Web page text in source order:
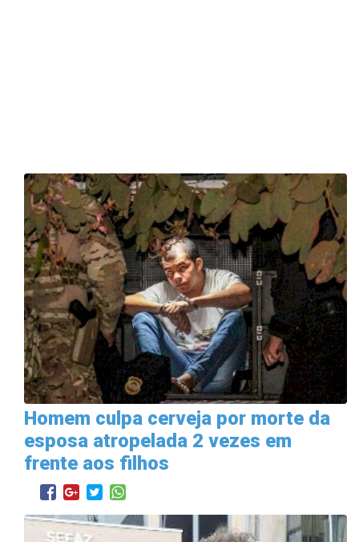
Homem culpa cerveja por morte da
esposa atropelada 2 vezes em
frente aos filhos